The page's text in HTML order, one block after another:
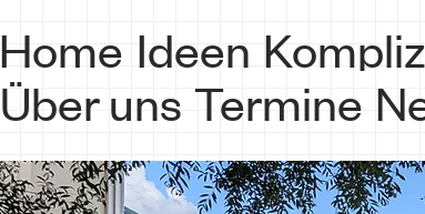
Home Ideen
Über uns Termine